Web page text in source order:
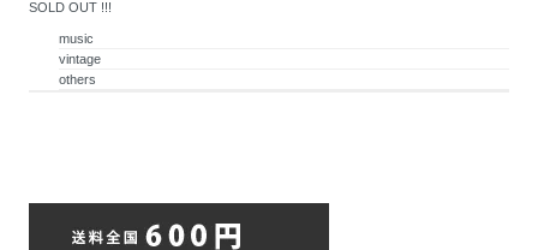
SOLD OUT !!!
music
vintage
others